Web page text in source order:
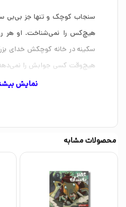
سنجاب کوچک و تنها جز
هیچ‌کس ‏را نمی‌شناخت. او هر
سکینه در ‏خانه‌ کوچکش خدای
هیچ‌وقت کسی ‏جوابش را
خیلی دوست داشت ‏تصمیم گرفت
می‌کند.‏
نمایش
محصولات مشابه